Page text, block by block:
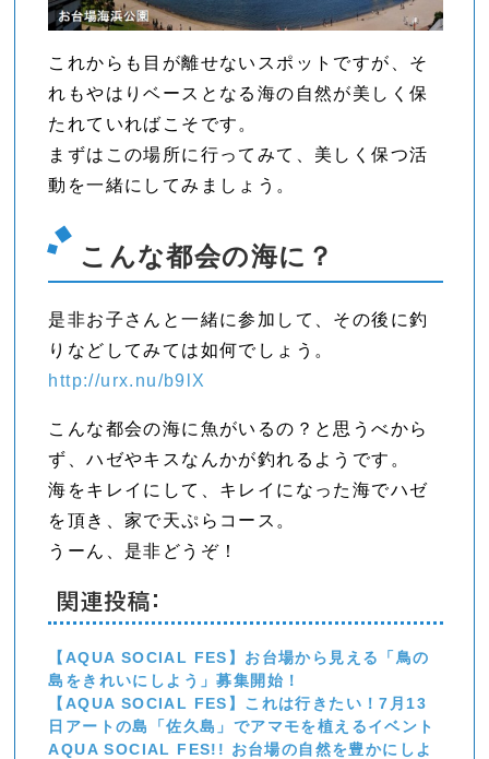
これからも目が離せないスポットですが、そ
れもやはりベースとなる海の自然が美しく保
たれていればこそです。
まずはこの場所に行ってみて、美しく保つ活
動を一緒にしてみましょう。
こんな都会の海に？
是非お子さんと一緒に参加して、その後に釣
りなどしてみては如何でしょう。
http://urx.nu/b9lX
こんな都会の海に魚がいるの？と思うべから
ず、ハゼやキスなんかが釣れるようです。
海をキレイにして、キレイになった海でハゼ
を頂き、家で天ぷらコース。
うーん、是非どうぞ！
関連投稿:
【AQUA SOCIAL FES】お台場から見える「鳥の
島をきれいにしよう」募集開始！
【AQUA SOCIAL FES】これは行きたい！7月13
日アートの島「佐久島」でアマモを植えるイベント
AQUA SOCIAL FES!! お台場の自然を豊かにしよ